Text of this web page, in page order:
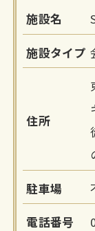
施設名
施設タイプ
住所
駐車場
電話番号